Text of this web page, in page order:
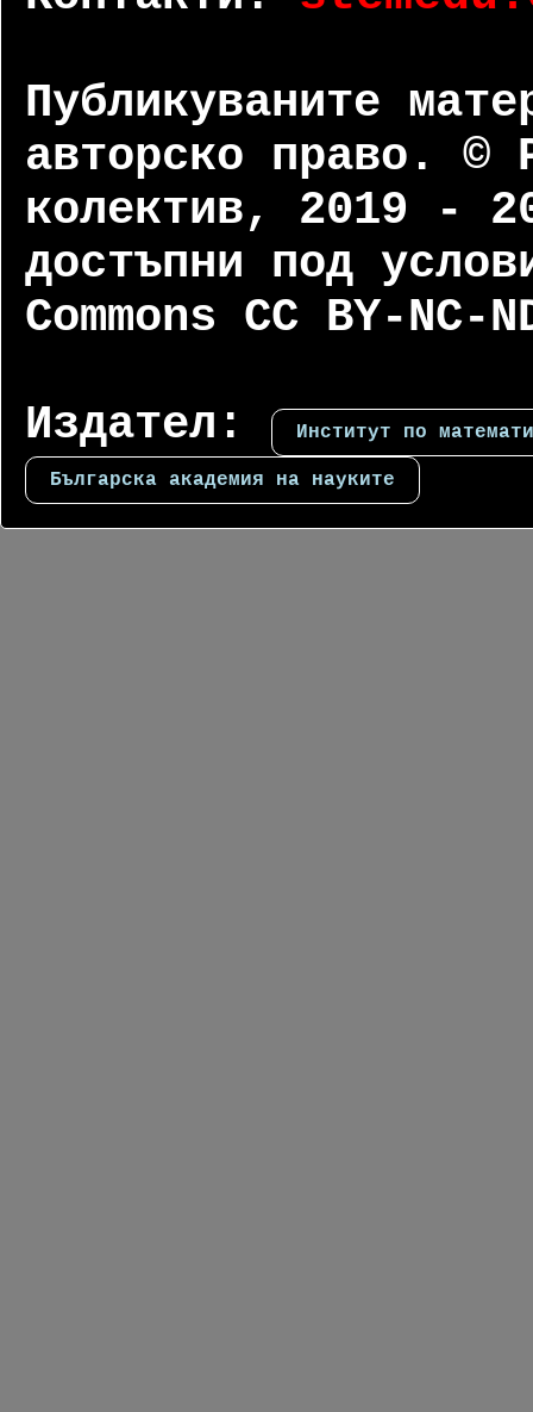
Публикуваните
авторско право. ©
колектив, 2019 -
достъпни под
Commons CC BY-
Издател:
Институт по
Българска академия на науките